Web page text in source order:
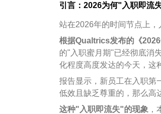
引言：2026为何"入职即流
站在2026年的时间节点上，
根据Qualtrics发布的《2026
的"入职蜜月期"已经彻底消
化程度高度发达的今天，这
报告显示，新员工在入职第
低效且缺乏尊重的，那么高
这种"入职即流失"的现象